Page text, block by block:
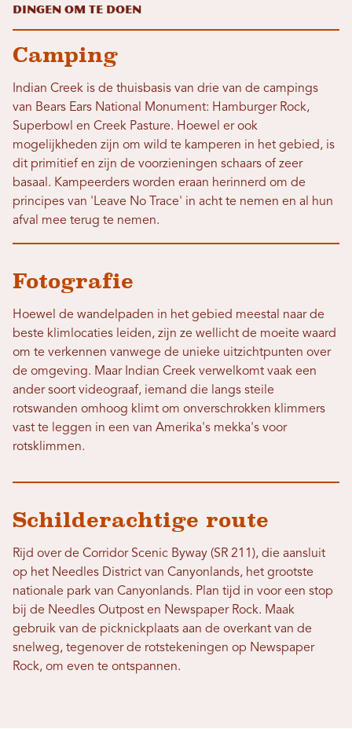
Dingen om te doen
Camping
Indian Creek is de thuisbasis van drie van de campings
van Bears Ears National Monument: Hamburger Rock,
Superbowl en Creek Pasture. Hoewel er ook
mogelijkheden zijn om wild te kamperen in het gebied, is
dit primitief en zijn de voorzieningen schaars of zeer
basaal. Kampeerders worden eraan herinnerd om de
principes van 'Leave No Trace' in acht te nemen en al hun
afval mee terug te nemen.
Fotografie
Hoewel de wandelpaden in het gebied meestal naar de
beste klimlocaties leiden, zijn ze wellicht de moeite waard
om te verkennen vanwege de unieke uitzichtpunten over
de omgeving. Maar Indian Creek verwelkomt vaak een
ander soort videograaf, iemand die langs steile
rotswanden omhoog klimt om onverschrokken klimmers
vast te leggen in een van Amerika's mekka's voor
rotsklimmen.
Schilderachtige route
Rijd over de Corridor Scenic Byway (SR 211), die aansluit
op het Needles District van Canyonlands, het grootste
nationale park van Canyonlands. Plan tijd in voor een stop
bij de Needles Outpost en Newspaper Rock. Maak
gebruik van de picknickplaats aan de overkant van de
snelweg, tegenover de rotstekeningen op Newspaper
Rock, om even te ontspannen.